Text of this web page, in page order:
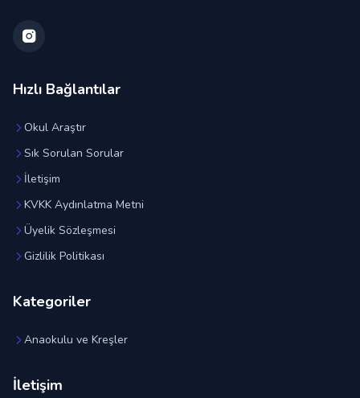
Hızlı Bağlantılar
Okul Araştır
Sık Sorulan Sorular
İletişim
KVKK Aydınlatma Metni
Üyelik Sözleşmesi
Gizlilik Politikası
Kategoriler
Anaokulu ve Kreşler
İletişim